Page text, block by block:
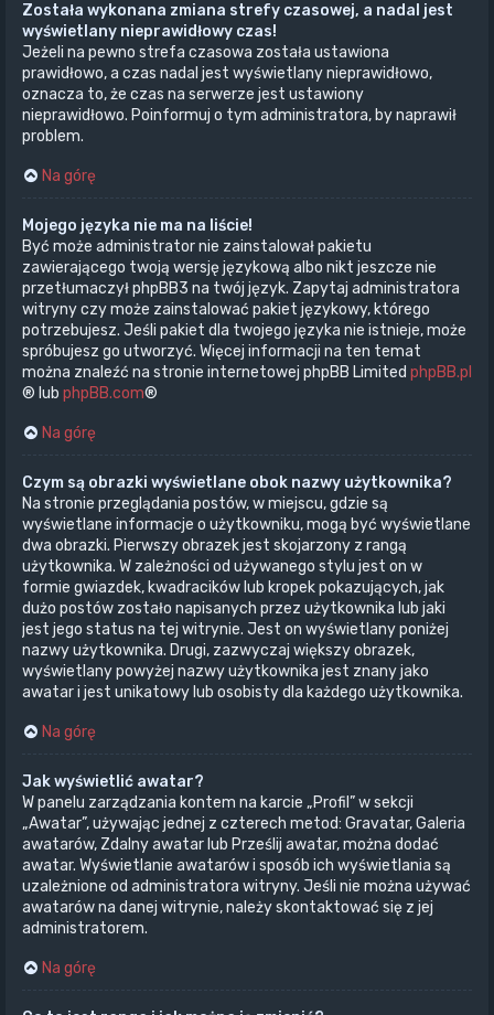
Została wykonana zmiana strefy czasowej, a nadal jest
wyświetlany nieprawidłowy czas!
Jeżeli na pewno strefa czasowa została ustawiona
prawidłowo, a czas nadal jest wyświetlany nieprawidłowo,
oznacza to, że czas na serwerze jest ustawiony
nieprawidłowo. Poinformuj o tym administratora, by naprawił
problem.
Na górę
Mojego języka nie ma na liście!
Być może administrator nie zainstalował pakietu
zawierającego twoją wersję językową albo nikt jeszcze nie
przetłumaczył phpBB3 na twój język. Zapytaj administratora
witryny czy może zainstalować pakiet językowy, którego
potrzebujesz. Jeśli pakiet dla twojego języka nie istnieje, może
spróbujesz go utworzyć. Więcej informacji na ten temat
można znaleźć na stronie internetowej phpBB Limited phpBB.pl
® lub phpBB.com®
Na górę
Czym są obrazki wyświetlane obok nazwy użytkownika?
Na stronie przeglądania postów, w miejscu, gdzie są
wyświetlane informacje o użytkowniku, mogą być wyświetlane
dwa obrazki. Pierwszy obrazek jest skojarzony z rangą
użytkownika. W zależności od używanego stylu jest on w
formie gwiazdek, kwadracików lub kropek pokazujących, jak
dużo postów zostało napisanych przez użytkownika lub jaki
jest jego status na tej witrynie. Jest on wyświetlany poniżej
nazwy użytkownika. Drugi, zazwyczaj większy obrazek,
wyświetlany powyżej nazwy użytkownika jest znany jako
awatar i jest unikatowy lub osobisty dla każdego użytkownika.
Na górę
Jak wyświetlić awatar?
W panelu zarządzania kontem na karcie „Profil” w sekcji
„Awatar”, używając jednej z czterech metod: Gravatar, Galeria
awatarów, Zdalny awatar lub Prześlij awatar, można dodać
awatar. Wyświetlanie awatarów i sposób ich wyświetlania są
uzależnione od administratora witryny. Jeśli nie można używać
awatarów na danej witrynie, należy skontaktować się z jej
administratorem.
Na górę